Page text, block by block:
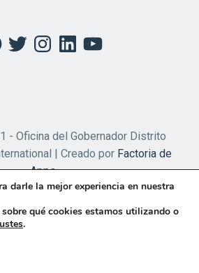
TwitterInstagramLinkedInYouTube
- Oficina del Gobernador Distrito
| Creado por Factoria de
Apps
darle la mejor experiencia en nuestra
qué cookies estamos utilizando o
.